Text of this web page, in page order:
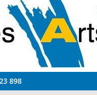
898